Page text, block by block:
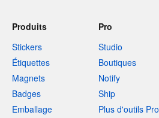
Produits
Stickers
Étiquettes
Magnets
Badges
Emballage
Pro
Studio
Boutiques
Notify
Ship
Plus d'outils Pro